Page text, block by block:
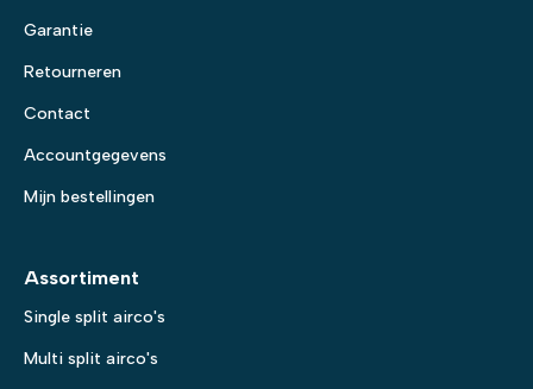
Garantie
Retourneren
Contact
Accountgegevens
Mijn bestellingen
Assortiment
Single split airco's
Multi split airco's